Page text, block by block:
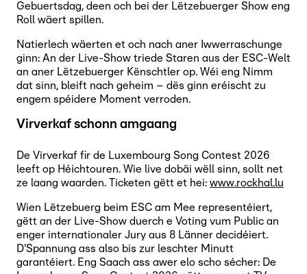
Gebuertsdag, deen och bei der Lëtzebuerger Show eng
Roll wäert spillen.
Natierlech wäerten et och nach aner Iwwerraschunge
ginn: An der Live-Show triede Staren aus der ESC-Welt
an aner Lëtzebuerger Kënschtler op. Wéi eng Nimm
dat sinn, bleift nach geheim – dës ginn eréischt zu
engem spéidere Moment verroden.
Virverkaf schonn amgaang
De Virverkaf fir de Luxembourg Song Contest 2026
leeft op Héichtouren. Wie live dobäi wëll sinn, sollt net
ze laang waarden. Ticketen gëtt et hei: www.rockhal.lu
Wien Lëtzebuerg beim ESC am Mee representéiert,
gëtt an der Live-Show duerch e Voting vum Public an
enger internationaler Jury aus 8 Länner decidéiert.
D'Spannung ass also bis zur leschter Minutt
garantéiert. Eng Saach ass awer elo scho sécher: De